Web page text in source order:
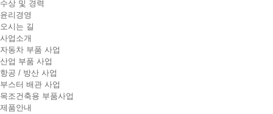
수상 및 경력
윤리경영
오시는 길
사업소개
자동차 부품 사업
산업 부품 사업
항공 / 방산 사업
부스터 배관 사업
목조건축용 부품사업
제품안내